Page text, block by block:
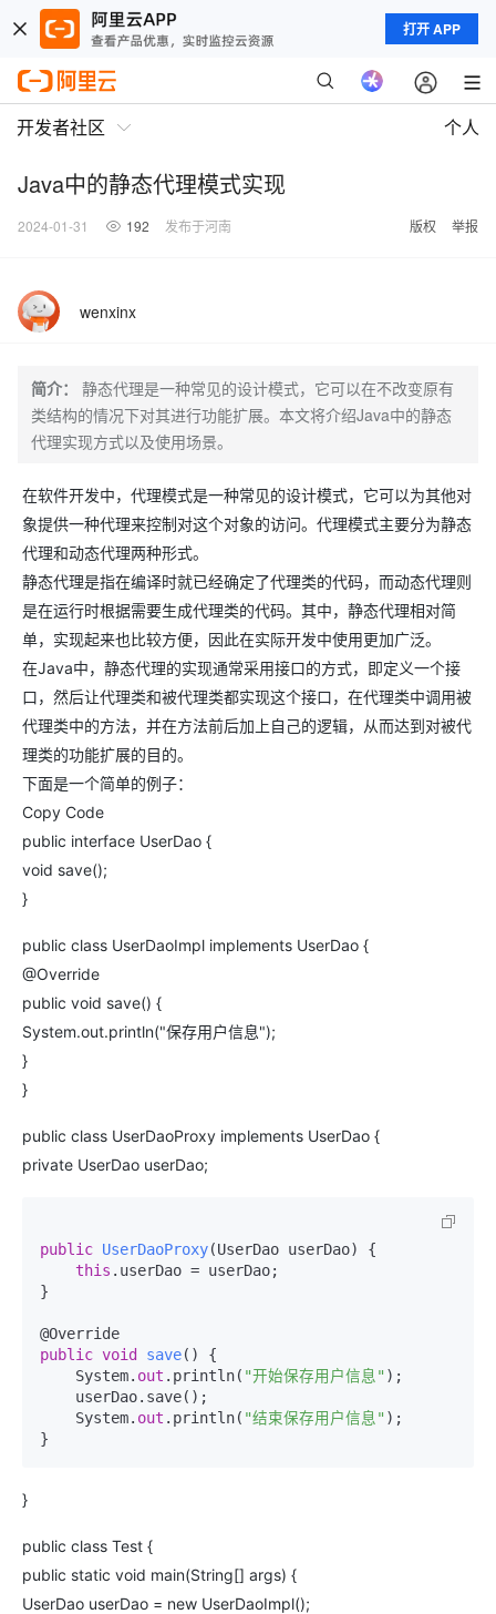
打开 APP
开发者社区 个人
Java中的静态代理模式实现
2024-01-31 192 发布于河南 版权 举报
wenxinx
简介：
静态代理是一种常见的设计模式，它可以在不改变原有
类结构的情况下对其进行功能扩展。本文将介绍Java中的静态
代理实现方式以及使用场景。
在软件开发中，代理模式是一种常见的设计模式，它可以为其他对
象提供一种代理来控制对这个对象的访问。代理模式主要分为静态
代理和动态代理两种形式。
静态代理是指在编译时就已经确定了代理类的代码，而动态代理则
是在运行时根据需要生成代理类的代码。其中，静态代理相对简
单，实现起来也比较方便，因此在实际开发中使用更加广泛。
在Java中，静态代理的实现通常采用接口的方式，即定义一个接
口，然后让代理类和被代理类都实现这个接口，在代理类中调用被
代理类中的方法，并在方法前后加上自己的逻辑，从而达到对被代
理类的功能扩展的目的。
下面是一个简单的例子：
Copy Code
public interface UserDao {
void save();
}
public class UserDaoImpl implements UserDao {
@Override
public void save() {
System.out.println("保存用户信息");
}
}
public class UserDaoProxy implements UserDao {
private UserDao userDao;
public UserDaoProxy(UserDao userDao)
{
this .userDao = userDao;
}
public void save()
{
    System.
out .println( "开始保存用户信息" );
    System.
out .println( "结束保存用户信息" );
}
public class Test {
public static void main(String[] args) {
UserDao userDao = new UserDaoImpl();